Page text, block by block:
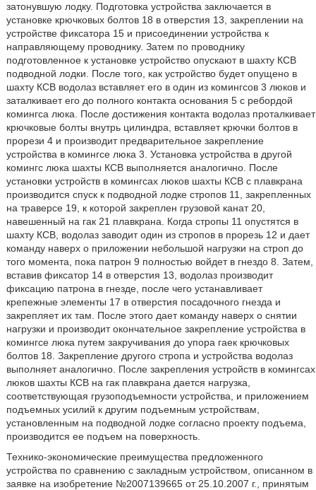
затонувшую лодку. Подготовка устройства заключается в
установке крючковых болтов 18 в отверстия 13, закреплении на
устройстве фиксатора 15 и присоединении устройства к
направляющему проводнику. Затем по проводнику
подготовленное к установке устройство опускают в шахту КСВ
подводной лодки. После того, как устройство будет опущено в
шахту КСВ водолаз вставляет его в один из комингсов 3 люков и
заталкивает его до полного контакта основания 5 с ребордой
комингса люка. После достижения контакта водолаз проталкивает
крючковые болты внутрь цилиндра, вставляет крючки болтов в
прорези 4 и производит предварительное закрепление
устройства в комингсе люка 3. Установка устройства в другой
комингс люка шахты КСВ выполняется аналогично. После
установки устройств в комингсах люков шахты КСВ с плавкрана
производится спуск к подводной лодке стропов 11, закрепленных
на траверсе 19, к которой закреплен грузовой канат 20,
навешенный на гак 21 плавкрана. Когда стропы 11 опустятся в
шахту КСВ, водолаз заводит один из стропов в прорезь 12 и дает
команду наверх о приложении небольшой нагрузки на строп до
того момента, пока патрон 9 полностью войдет в гнездо 8. Затем,
вставив фиксатор 14 в отверстия 13, водолаз производит
фиксацию патрона в гнезде, после чего устанавливает
крепежные элементы 17 в отверстия посадочного гнезда и
закрепляет их там. После этого дает команду наверх о снятии
нагрузки и производит окончательное закрепление устройства в
комингсе люка путем закручивания до упора гаек крючковых
болтов 18. Закрепление другого стропа и устройства водолаз
выполняет аналогично. После закрепления устройств в комингсах
люков шахты КСВ на гак плавкрана дается нагрузка,
соответствующая грузоподъемности устройства, и приложением
подъемных усилий к другим подъемным устройствам,
установленным на подводной лодке согласно проекту подъема,
производится ее подъем на поверхность.
Технико-экономические преимущества предложенного
устройства по сравнению с закладным устройством, описанном в
заявке на изобретение №2007139665 от 25.10.2007 г., принятым